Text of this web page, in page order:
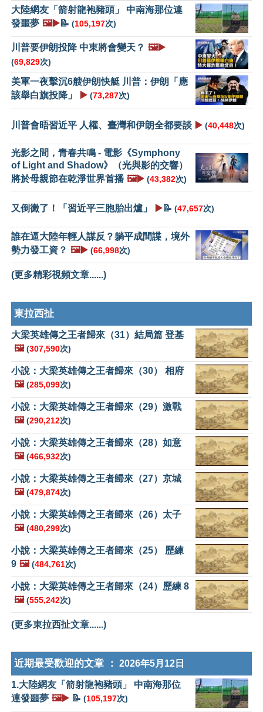
大陸網友「箭射龍袍豬頭」 中南海那位連
發噩夢 🖼️▶️📝 (105,197次)
川普要伊朗投降 中東將會變天？ 🖼️▶️
(69,829次)
美軍一夜擊沉6艘伊朗快艇 川普：伊朗「應
該舉白旗投降」
▶️ (73,287次)
川普會晤習近平 人權、臺灣和伊朗全都要談 ▶️ (40,448次)
光影之間，青春共鳴 - 電影《Symphony
of Light and Shadow》（光與影的交響）
將於母親節在乾淨世界首播 🖼️▶️ (43,382次)
又倒黴了！「習近平三胞胎出爐」 ▶️📝 (47,657次)
誰在逼大陸年輕人謀反？躺平成間諜，境外
勢力發工資？ 🖼️▶️ (66,998次)
(更多精彩視頻文章......)
東拉西扯
大梁英雄傳之王者歸來（31）結局篇 登基
🖼️ (307,590次)
小說：大梁英雄傳之王者歸來（30） 相府
🖼️ (285,099次)
小說：大梁英雄傳之王者歸來（29）激戰
🖼️ (290,212次)
小說：大梁英雄傳之王者歸來（28）如意
🖼️ (466,932次)
小說：大梁英雄傳之王者歸來（27）京城
🖼️ (479,874次)
小說：大梁英雄傳之王者歸來（26）太子
🖼️ (480,299次)
小說：大梁英雄傳之王者歸來（25） 歷練
9 🖼️ (484,761次)
小說：大梁英雄傳之王者歸來（24）歷練 8
🖼️ (555,242次)
(更多東拉西扯文章......)
近期最受歡迎的文章 ： 2026年5月12日
1.大陸網友「箭射龍袍豬頭」 中南海那位
連發噩夢 🖼️▶️ 📝 (105,197次)